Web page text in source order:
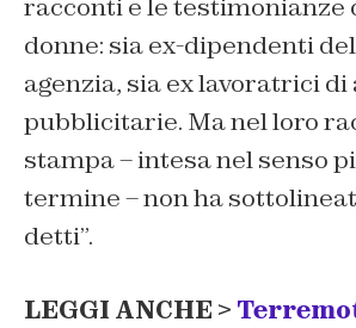
racconti e le testimonianze
donne: sia ex-dipendenti
agenzia, sia ex lavoratrici di
pubblicitarie. Ma nel loro
stampa – intesa nel senso
termine – non ha
detti”.
LEGGI ANCHE >